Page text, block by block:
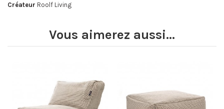
Créateur Roolf Living
Vous aimerez aussi...